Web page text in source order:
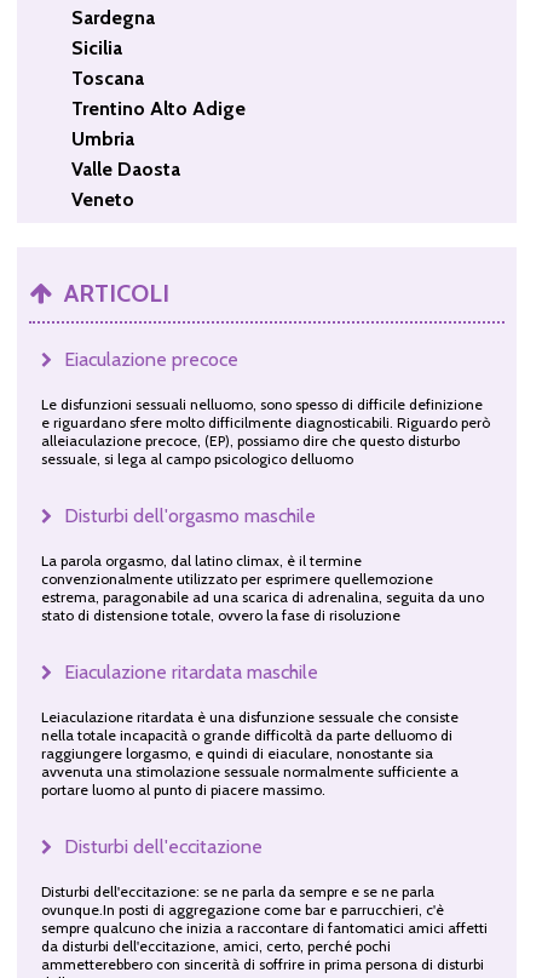
Sardegna
Sicilia
Toscana
Trentino Alto Adige
Umbria
Valle Daosta
Veneto
ARTICOLI
Eiaculazione precoce
Le disfunzioni sessuali nelluomo, sono spesso di difficile definizione
e riguardano sfere molto difficilmente diagnosticabili. Riguardo però
alleiaculazione precoce, (EP), possiamo dire che questo disturbo
sessuale, si lega al campo psicologico delluomo
Disturbi dell'orgasmo maschile
La parola orgasmo, dal latino climax, è il termine
convenzionalmente utilizzato per esprimere quellemozione
estrema, paragonabile ad una scarica di adrenalina, seguita da uno
stato di distensione totale, ovvero la fase di risoluzione
Eiaculazione ritardata maschile
Leiaculazione ritardata è una disfunzione sessuale che consiste
nella totale incapacità o grande difficoltà da parte delluomo di
raggiungere lorgasmo, e quindi di eiaculare, nonostante sia
avvenuta una stimolazione sessuale normalmente sufficiente a
portare luomo al punto di piacere massimo.
Disturbi dell'eccitazione
Disturbi dell'eccitazione: se ne parla da sempre e se ne parla
ovunque.In posti di aggregazione come bar e parrucchieri, c'è
sempre qualcuno che inizia a raccontare di fantomatici amici affetti
da disturbi dell'eccitazione, amici, certo, perché pochi
ammetterebbero con sincerità di soffrire in prima persona di disturbi